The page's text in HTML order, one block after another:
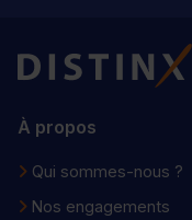
À propos
Qui sommes-nous ?
Nos engagements